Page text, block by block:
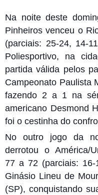
Na noite deste
Pinheiros venceu o
(parciais: 25-24, 14-
Poliesportivo, na
partida válida pelos
Campeonato Paulista
fazendo 2 a 1 na
americano Desmond
foi o cestinha do
No outro jogo da
derrotou o América/
77 a 72 (parciais:
Ginásio Lineu de
(SP), conquistando